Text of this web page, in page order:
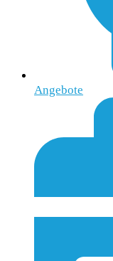
Angebote